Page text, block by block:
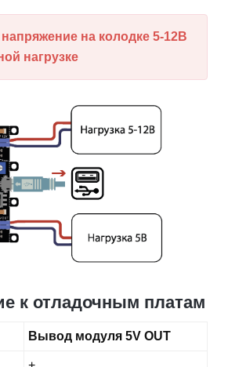
на колодке 5-12В
нагрузке
к отладочным платам
Вывод модуля 5V OUT